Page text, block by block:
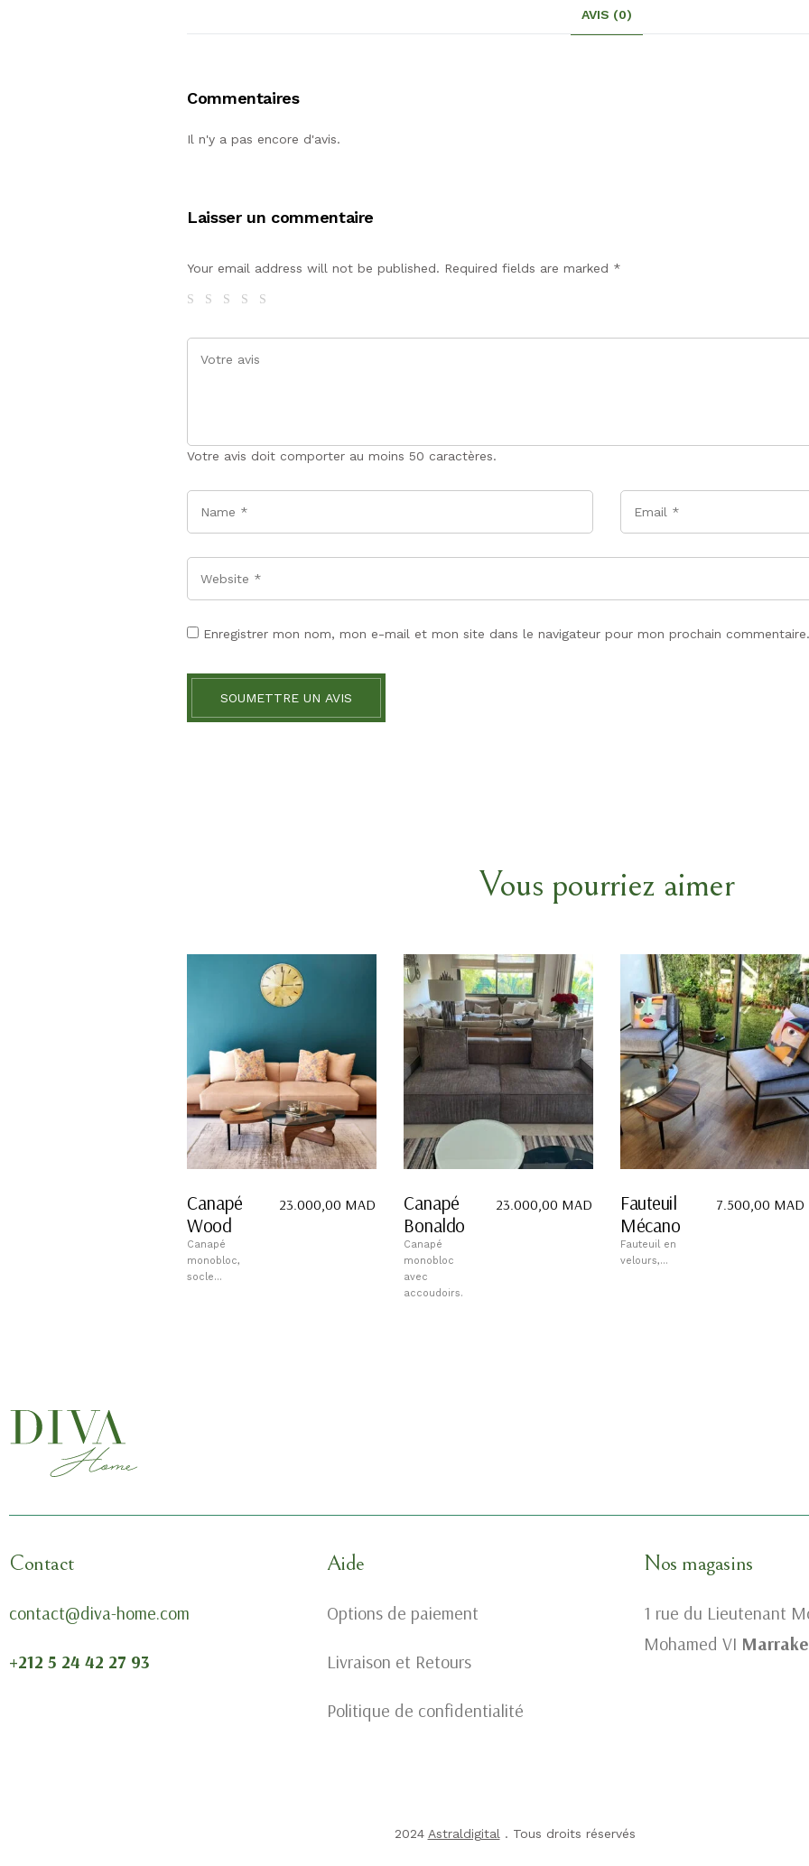
AVIS (0)
Commentaires
Il n'y a pas encore d'avis.
Laisser un commentaire
Your email address will not be published. Required fields are marked *
Votre avis doit comporter au moins 50 caractères.
Enregistrer mon nom, mon e-mail et mon site dans le navigateur pour mon prochain commentaire.
SOUMETTRE UN AVIS
Vous pourriez aimer
Canapé
Wood
Canapé
monobloc,
socle...
23.000,00 MAD
Canapé
Bonaldo
Canapé
monobloc
avec
accoudoirs.
23.000,00 MAD
Fauteuil
Mécano
Fauteuil en
velours,...
7.500,00 MAD
Contact
contact@diva-home.com
+212 5 24 42 27 93
Aide
Options de paiement
Livraison et Retours
Politique de confidentialité
Nos magasins
1 rue du Lieutenant
Mohamed VI
2024 Astraldigital . Tous droits réservés